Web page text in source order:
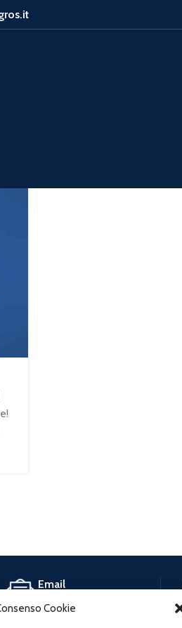
Cookie
Email
info@biblusingros.it